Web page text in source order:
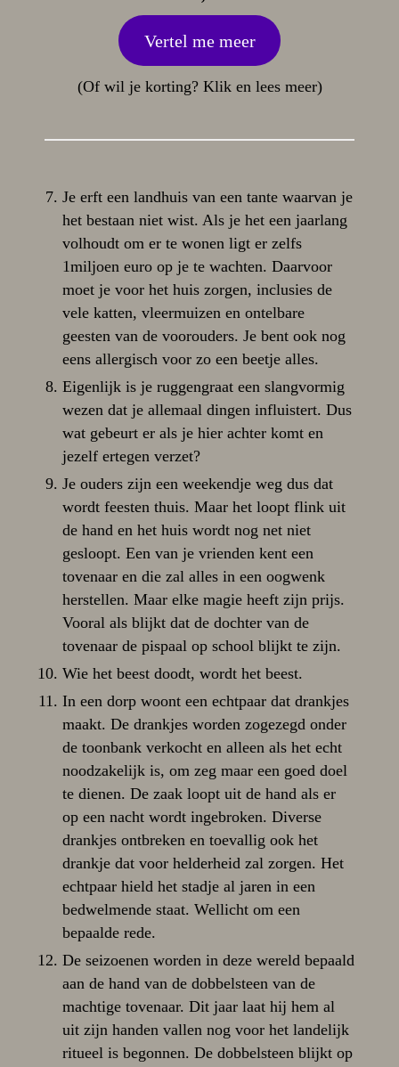
Vertel me meer
(Of wil je korting? Klik en lees meer)
Je erft een landhuis van een tante waarvan je
het bestaan niet wist. Als je het een jaarlang
volhoudt om er te wonen ligt er zelfs
1miljoen euro op je te wachten. Daarvoor
moet je voor het huis zorgen, inclusies de
vele katten, vleermuizen en ontelbare
geesten van de voorouders. Je bent ook nog
eens allergisch voor zo een beetje alles.
Eigenlijk is je ruggengraat een slangvormig
wezen dat je allemaal dingen influistert. Dus
wat gebeurt er als je hier achter komt en
jezelf ertegen verzet?
Je ouders zijn een weekendje weg dus dat
wordt feesten thuis. Maar het loopt flink uit
de hand en het huis wordt nog net niet
gesloopt. Een van je vrienden kent een
tovenaar en die zal alles in een oogwenk
herstellen. Maar elke magie heeft zijn prijs.
Vooral als blijkt dat de dochter van de
tovenaar de pispaal op school blijkt te zijn.
Wie het beest doodt, wordt het beest.
In een dorp woont een echtpaar dat drankjes
maakt. De drankjes worden zogezegd onder
de toonbank verkocht en alleen als het echt
noodzakelijk is, om zeg maar een goed doel
te dienen. De zaak loopt uit de hand als er
op een nacht wordt ingebroken. Diverse
drankjes ontbreken en toevallig ook het
drankje dat voor helderheid zal zorgen. Het
echtpaar hield het stadje al jaren in een
bedwelmende staat. Wellicht om een
bepaalde rede.
De seizoenen worden in deze wereld bepaald
aan de hand van de dobbelsteen van de
machtige tovenaar. Dit jaar laat hij hem al
uit zijn handen vallen nog voor het landelijk
ritueel is begonnen. De dobbelsteen blijkt op